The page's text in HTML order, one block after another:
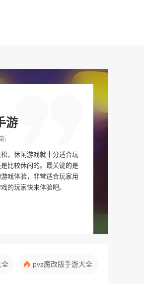
游
，休闲游戏就十分适合玩
比较休闲的。最关键的是
戏体验，非常适合玩家用
的玩家快来体验吧。
全 pvz魔改版手游大全